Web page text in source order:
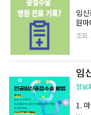
임
원마
병
동의
의
제
해당
나
조회
임
개
정보
1.